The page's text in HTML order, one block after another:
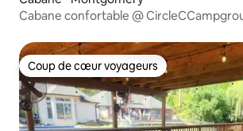
Cabane confortable @
Coup de cœur voyageurs
Coup de cœur voyageurs